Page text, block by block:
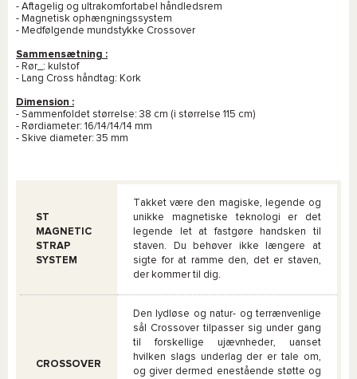
- Aftagelig og ultrakomfortabel håndledsrem
- Magnetisk ophængningssystem
- Medfølgende mundstykke Crossover
Sammensætning :
- Rør_: kulstof
- Lang Cross håndtag: Kork
Dimension :
- Sammenfoldet størrelse: 38 cm (i størrelse 115 cm)
- Rørdiameter: 16/14/14/14 mm
- Skive diameter: 35 mm
ST
MAGNETIC
STRAP
SYSTEM
Takket være den magiske, legende og
unikke magnetiske teknologi er det
legende let at fastgøre handsken til
staven. Du behøver ikke længere at
sigte for at ramme den, det er staven,
der kommer til dig.
CROSSOVER
Den lydløse og natur- og terrænvenlige
sål Crossover tilpasser sig under gang
til forskellige ujævnheder, uanset
hvilken slags underlag der er tale om,
og giver dermed enestående støtte og